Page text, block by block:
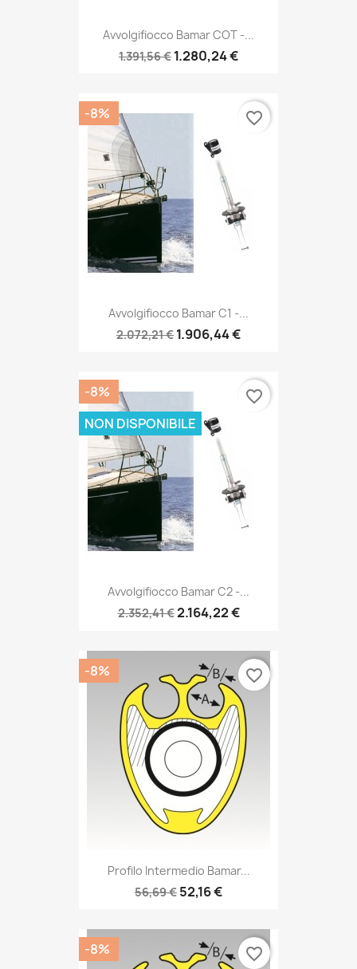
Avvolgifiocco Bamar COT -...
1.391,56 € 1.280,24 €
Avvolgifiocco Bamar C1 -...
2.072,21 € 1.906,44 €
-8% favorite_border
Avvolgifiocco Bamar C2 -...
2.352,41 €2.164,22 €
-8%
NON DISPONIBILE
favorite_border
Profilo Intermedio Bamar...
56,69 € 52,16 €
-8% favorite_border
-8% favorite_border